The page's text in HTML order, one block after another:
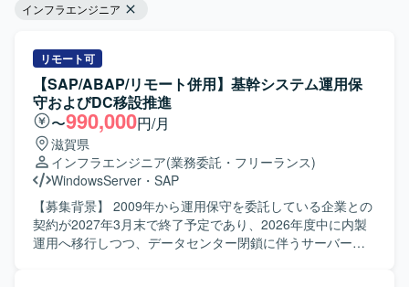
インフラエンジニア
リモート可
【SAP/ABAP/リモート併用】基幹システム運用保
守およびDC移設推進
〜990,000円/月
滋賀県
インフラエンジニア(業務委託・フリーランス)
WindowsServer ・ SAP
【募集背景】 2009年から運用保守を委託している企業との
契約が2027年3月末で終了予定であり、2026年度中に内製
運用へ移行しつつ、データセンター閉鎖に伴うサーバー移